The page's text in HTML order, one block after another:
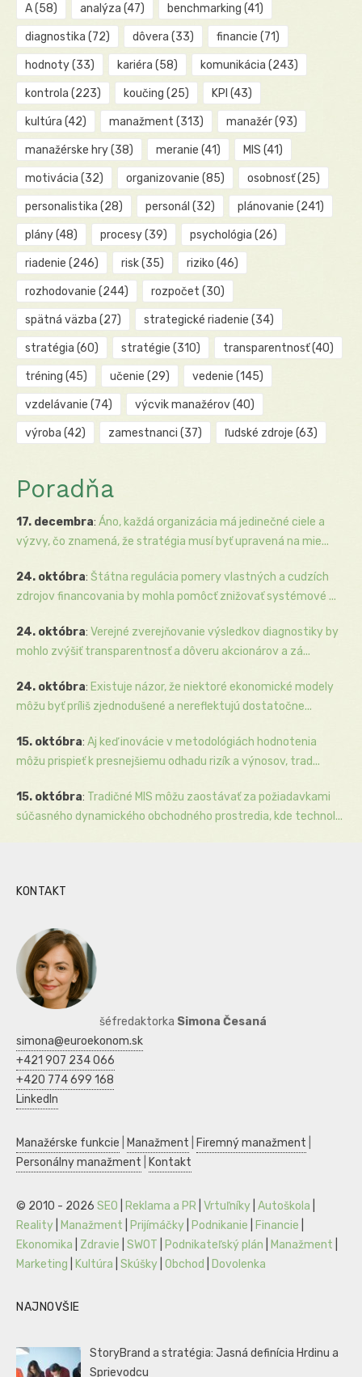
A(58) analýza (47) benchmarking (41)
diagnostika (72) dôvera (33) financie (71)
hodnoty(33) kariéra (58) komunikácia (243)
kontrola (223) koučing (25) KPI (43)
kultúra (42) manažment (313) manažér(93)
manažérske hry(38) meranie (41) MIS (41)
motivácia (32) organizovanie (85) osobnosť(25)
personalistika (28) personál (32) plánovanie (241)
plány(48) procesy(39) psychológia (26)
riadenie (246) risk(35) riziko (46)
rozhodovanie (244) rozpočet (30)
spätná väzba (27) strategické riadenie (34)
stratégia (60) stratégie (310) transparentnosť(40)
tréning (45) učenie (29) vedenie (145)
vzdelávanie (74) výcvik manažérov(40)
výroba (42) zamestnanci (37) ľudské zdroje (63)
Poradňa
17. decembra: Áno, každá organizácia má jedinečné ciele a
výzvy, čo znamená, že stratégia musí byť upravená na mie...
24. októbra: Štátna regulácia pomery vlastných a cudzích
zdrojov financovania by mohla pomôcť znižovať systémové ...
24. októbra: Verejné zverejňovanie výsledkov diagnostiky by
mohlo zvýšiť transparentnosť a dôveru akcionárov a zá...
24. októbra: Existuje názor, že niektoré ekonomické modely
môžu byť príliš zjednodušené a nereflektujú dostatočne...
15. októbra: Aj keď inovácie v metodológiách hodnotenia
môžu prispieť k presnejšiemu odhadu rizík a výnosov, trad...
15. októbra: Tradičné MIS môžu zaostávať za požiadavkami
súčasného dynamického obchodného prostredia, kde technol...
KONTAKT
šéfredaktorka Simona Česaná
simona@euroekonom.sk
+421 907 234 066
+420 774 699 168
LinkedIn
Manažérske funkcie Manažment Firemný manažment
Personálny manažment
Kontakt
© 2010 - 2026 SEO Reklama a PR Vrtuľníky Autoškola
Reality
Manažment Prijímáčky Podnikanie Financie
Ekonomika
Zdravie SWOT Podnikateľský plán Manažment
Marketing
Kultúra Skúšky Obchod Dovolenka
NAJNOVŠIE
StoryBrand a stratégia: Jasná definícia Hrdinu a
Sprievodcu